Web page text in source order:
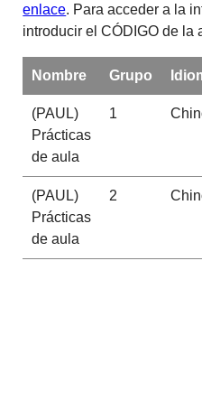
enlace. Para acceder a la
introducir el CÓDIGO de la
Nombre Grupo
(PAUL)
Prácticas
de aula
1
(PAUL)
Prácticas
de aula
2